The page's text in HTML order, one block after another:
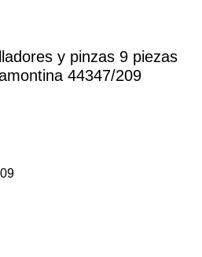
y pinzas 9 piezas
44347/209